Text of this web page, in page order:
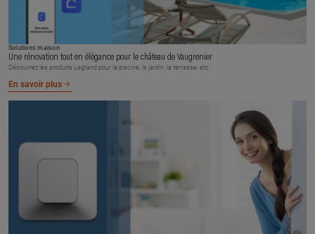
Solutions maison
Une rénovation tout en élégance pour le château de Vaugrenier
Découvrez les produits Legrand pour la piscine, le jardin, la terrasse, etc.
En savoir plus